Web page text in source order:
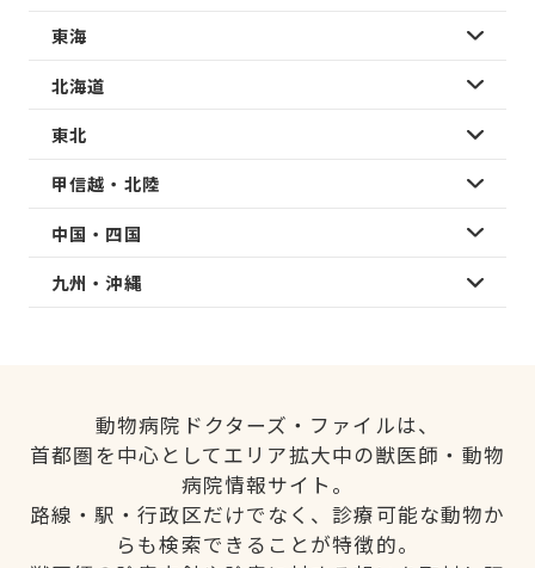
東海
北海道
東北
甲信越・北陸
中国・四国
九州・沖縄
動物病院ドクターズ・ファイルは、
首都圏を中心としてエリア拡大中の獣医師・動物
病院情報サイト。
路線・駅・行政区だけでなく、診療可能な動物か
らも検索できることが特徴的。